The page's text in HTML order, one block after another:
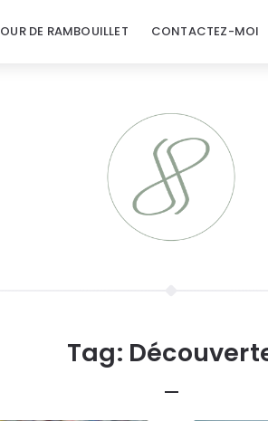
DE RAMBOUILLET CONTACTEZ-MOI
Tag: